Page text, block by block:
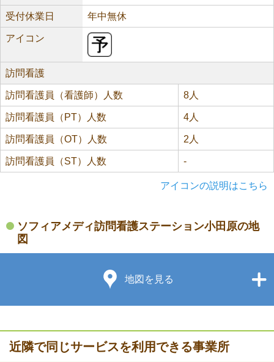
受付休業日 年中無休
アイコン
訪問看護
訪問看護員（看護師）人数 8人
訪問看護員（PT）人数 4人
訪問看護員（OT）人数 2人
訪問看護員（ST）人数 -
アイコンの説明はこちら
ソフィアメディ訪問看護ステーション小田原の地
図
地図を見る
近隣で同じサービスを利用できる事業所